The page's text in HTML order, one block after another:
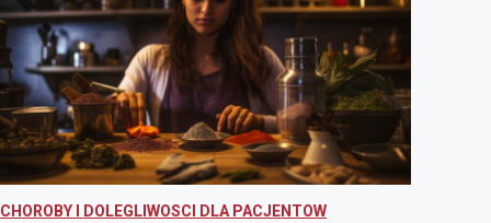
CHOROBY I DOLEGLIWOSCI DLA PACJENTOW